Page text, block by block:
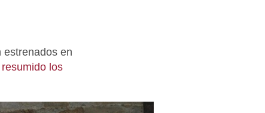
estrenados en
los